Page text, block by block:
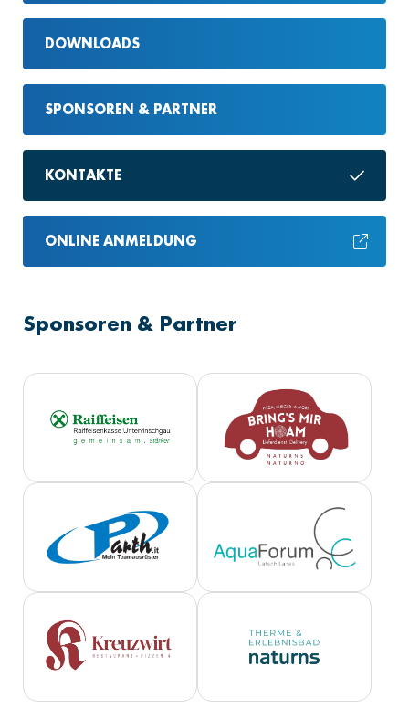
DOWNLOADS
SPONSOREN & PARTNER
KONTAKTE
ONLINE ANMELDUNG
Sponsoren & Partner